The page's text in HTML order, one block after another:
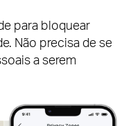
para bloquear
Não precisa de se
a serem